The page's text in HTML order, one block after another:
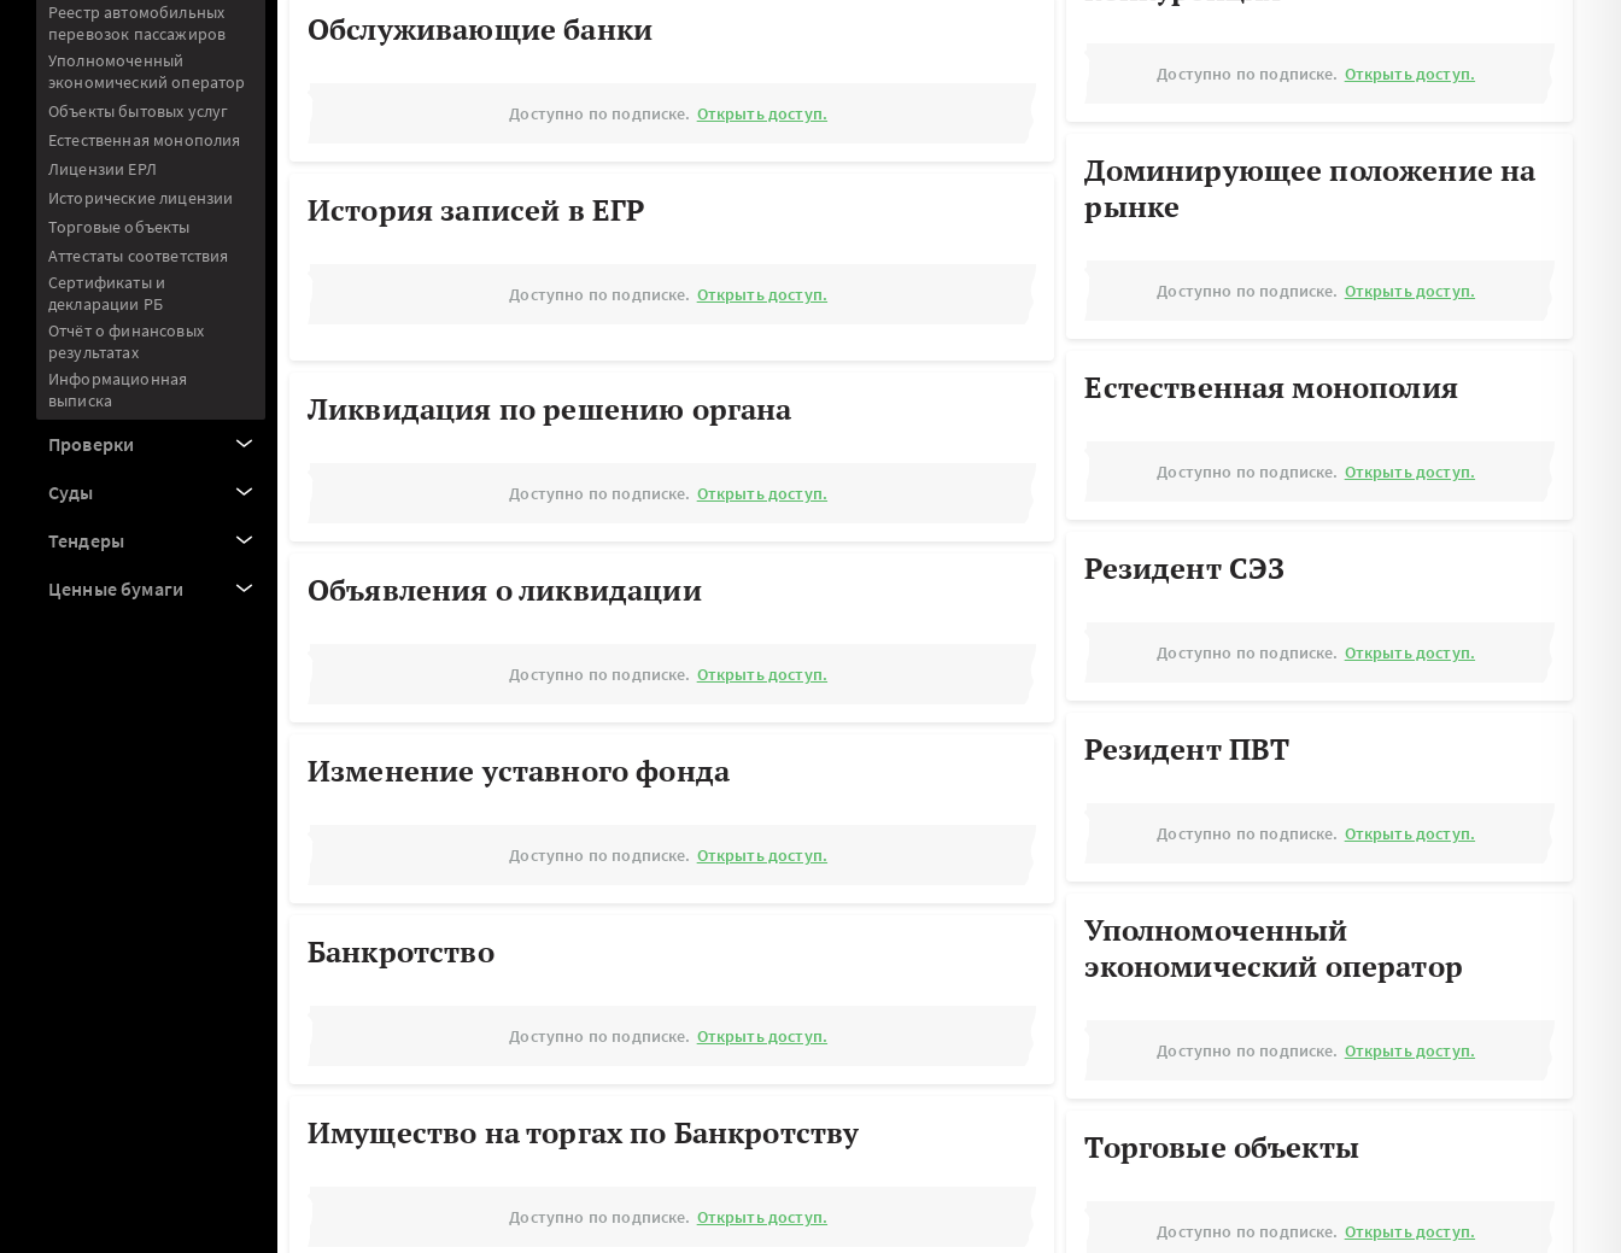
Реестр автомобильных
перевозок пассажиров
Уполномоченный
экономический оператор
Объекты бытовых услуг
Естественная монополия
Лицензии ЕРЛ
Исторические лицензии
Торговые объекты
Аттестаты соответствия
Сертификаты и
декларации РБ
Отчёт о финансовых
результатах
Информационная
выписка
Проверки
Суды
Тендеры
Ценные бумаги
Обслуживающие банки
Доступно по подписке. Открыть доступ.
История записей в ЕГР
Доступно по подписке. Открыть доступ.
Ликвидация по решению органа
Доступно по подписке. Открыть доступ.
Объявления о ликвидации
Доступно по подписке. Открыть доступ.
Изменение уставного фонда
Доступно по подписке. Открыть доступ.
Банкротство
Доступно по подписке. Открыть доступ.
Имущество на торгах по Банкротству
Доступно по подписке. Открыть доступ.
Доступно по подписке. Открыть доступ.
Доминирующее положение на
рынке
Доступно по подписке. Открыть доступ.
Естественная монополия
Доступно по подписке. Открыть доступ.
Резидент СЭЗ
Доступно по подписке. Открыть доступ.
Резидент ПВТ
Доступно по подписке. Открыть доступ.
Уполномоченный
экономический оператор
Доступно по подписке. Открыть доступ.
Торговые объекты
Доступно по подписке. Открыть доступ.